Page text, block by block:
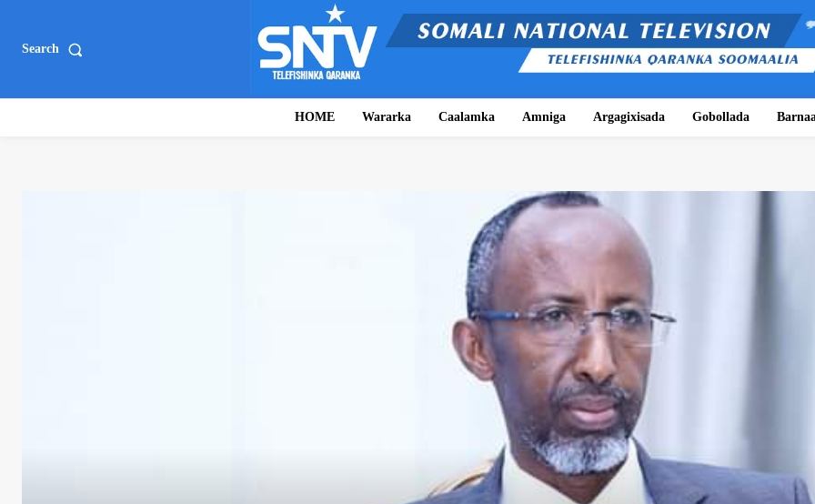
Search
HOME Wararka Caalamka Amniga Argagixisada Gobollada